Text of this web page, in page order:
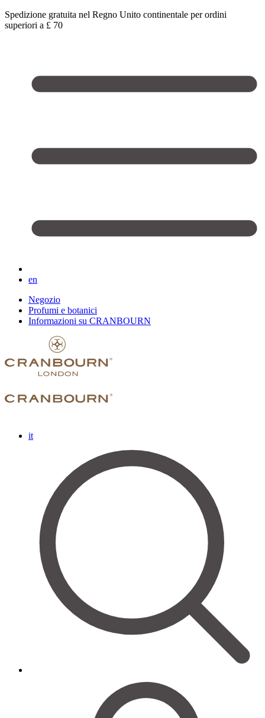
Spedizione gratuita nel Regno Unito continentale per ordini
superiori a £ 70
en
Negozio
Profumi e botanici
Informazioni su CRANBOURN
it